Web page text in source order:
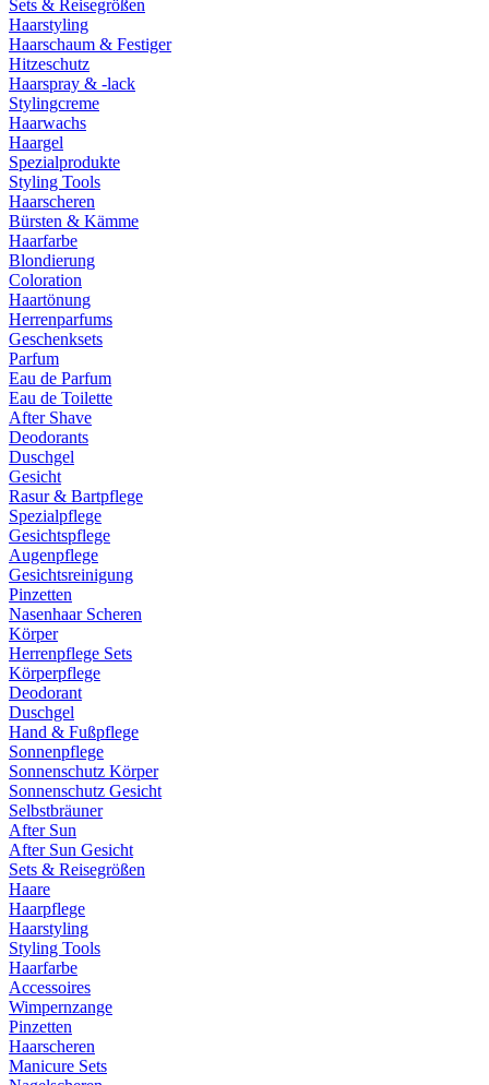
Sets & Reisegrößen
Haarstyling
Haarschaum & Festiger
Hitzeschutz
Haarspray & -lack
Stylingcreme
Haarwachs
Haargel
Spezialprodukte
Styling Tools
Haarscheren
Bürsten & Kämme
Haarfarbe
Blondierung
Coloration
Haartönung
Herrenparfums
Geschenksets
Parfum
Eau de Parfum
Eau de Toilette
After Shave
Deodorants
Duschgel
Gesicht
Rasur & Bartpflege
Spezialpflege
Gesichtspflege
Augenpflege
Gesichtsreinigung
Pinzetten
Nasenhaar Scheren
Körper
Herrenpflege Sets
Körperpflege
Deodorant
Duschgel
Hand & Fußpflege
Sonnenpflege
Sonnenschutz Körper
Sonnenschutz Gesicht
Selbstbräuner
After Sun
After Sun Gesicht
Sets & Reisegrößen
Haare
Haarpflege
Haarstyling
Styling Tools
Haarfarbe
Accessoires
Wimpernzange
Pinzetten
Haarscheren
Manicure Sets